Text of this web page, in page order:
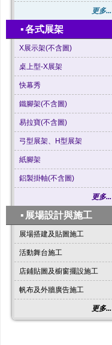
更多...
▪各式展架
X展示架(不含圖)
桌上型-X展架
快幕秀
鐵腳架(不含圖)
易拉寶(不含圖)
弓型展架、H型展架
紙腳架
鋁製掛軸(不含圖)
更多...
▪ 展場設計與施工
展場搭建及貼圖施工
活動舞台施工
店鋪貼圖及櫥窗擺設施工
帆布及外牆廣告施工
更多...